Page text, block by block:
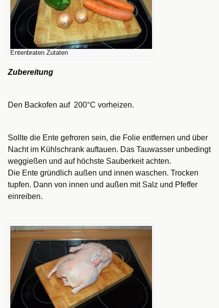
Entenbraten Zutaten
Zubereitung
Den Backofen auf 200°C vorheizen.
Sollte die Ente gefroren sein, die Folie entfernen und über
Nacht im Kühlschrank auftauen. Das Tauwasser unbedingt
weggießen und auf höchste Sauberkeit achten.
Die Ente gründlich außen und innen waschen. Trocken
tupfen. Dann von innen und außen mit Salz und Pfeffer
einreiben.